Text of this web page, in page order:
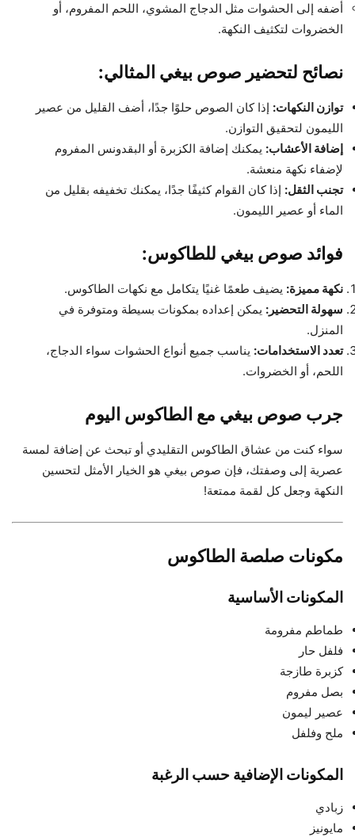
أضفه إلى الحشوات مثل الدجاج المشوي، اللحم المفروم، أو
الخضروات لتكثيف النكهة.
نصائح لتحضير صوص بيغي المثالي:
توازن النكهات: إذا كان الصوص حلوًا جدًا، أضف القليل من عصير
الليمون لتحقيق التوازن.
إضافة الأعشاب: يمكنك إضافة الكزبرة أو البقدونس المفروم
لإضفاء نكهة منعشة.
تجنب الثقل: إذا كان القوام كثيفًا جدًا، يمكنك تخفيفه بقليل من
الماء أو عصير الليمون.
فوائد صوص بيغي للطاكوس:
نكهة مميزة: يضيف طعمًا غنيًا يتكامل مع نكهات الطاكوس.
سهولة التحضير: يمكن إعداده بمكونات بسيطة ومتوفرة في
المنزل.
تعدد الاستخدامات: يناسب جميع أنواع الحشوات سواء الدجاج،
اللحم، أو الخضروات.
جرب صوص بيغي مع الطاكوس اليوم
سواء كنت من عشاق الطاكوس التقليدي أو تبحث عن إضافة لمسة
عصرية إلى وصفتك، فإن صوص بيغي هو الخيار الأمثل لتحسين
النكهة وجعل كل لقمة ممتعة!
مكونات صلصة الطاكوس
المكونات الأساسية
طماطم مفرومة
فلفل حار
كزبرة طازجة
بصل مفروم
عصير ليمون
ملح وفلفل
المكونات الإضافية حسب الرغبة
زبادي
مايونيز